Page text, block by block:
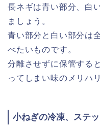
長ネギは青い部分、白
ましょう。
青い部分と白い部分は
べたいものです。
分離させずに保管する
ってしまい味のメリハ
小ねぎの冷凍、ステ